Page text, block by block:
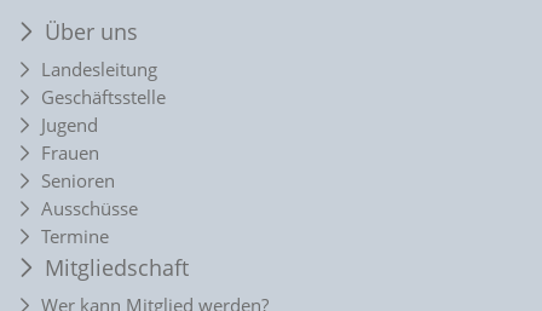
Über uns
Landesleitung
Geschäftsstelle
Jugend
Frauen
Senioren
Ausschüsse
Termine
Mitgliedschaft
Wer kann Mitglied werden?